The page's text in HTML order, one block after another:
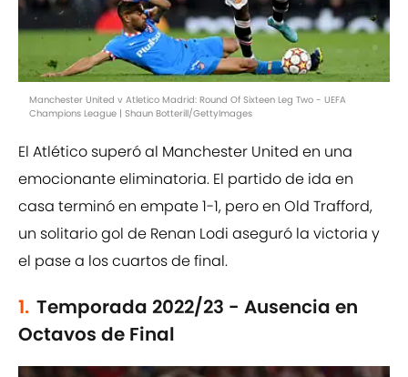
Manchester United v Atletico Madrid: Round Of Sixteen Leg Two - UEFA
Champions League | Shaun Botterill/GettyImages
El Atlético superó al Manchester United en una
emocionante eliminatoria. El partido de ida en
casa terminó en empate 1-1, pero en Old Trafford,
un solitario gol de Renan Lodi aseguró la victoria y
el pase a los cuartos de final.
1. Temporada 2022/23 - Ausencia en
Octavos de Final